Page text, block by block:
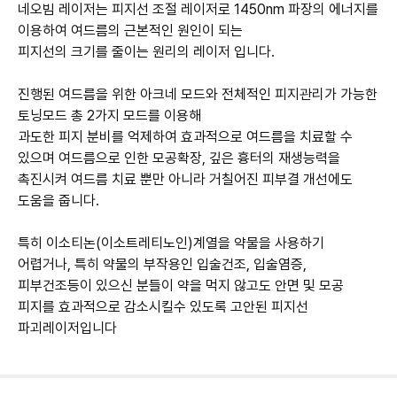
네오빔 레이저는 피지선 조절 레이저로 1450nm 파장의 에너지를
이용하여 여드름의 근본적인 원인이 되는
피지선의 크기를 줄이는 원리의 레이저 입니다.
진행된 여드름을 위한 아크네 모드와 전체적인 피지관리가 가능한
토닝모드 총 2가지 모드를 이용해
과도한 피지 분비를 억제하여 효과적으로 여드름을 치료할 수
있으며 여드름으로 인한 모공확장, 깊은 흉터의 재생능력을
촉진시켜 여드름 치료 뿐만 아니라 거칠어진 피부결 개선에도
도움을 줍니다.
특히 이소티논(이소트레티노인)계열을 약물을 사용하기
어렵거나, 특히 약물의 부작용인 입술건조, 입술염증,
피부건조등이 있으신 분들이 약을 먹지 않고도 안면 및 모공
피지를 효과적으로 감소시킬수 있도록 고안된 피지선
파괴레이저입니다